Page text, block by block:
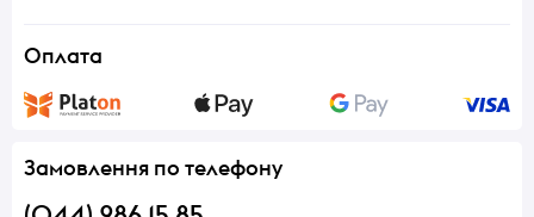
Оплата
Замовлення по телефону